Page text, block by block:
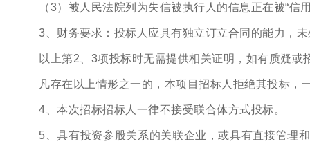
（3）被人民法院列为失信被执行人的信息正在被“
3、财务要求：投标人应具有独立订立合同的能力，
以上第2、3项投标时无需提供相关证明，如有质疑
凡存在以上情形之一的，本项目招标人拒绝其投标
4、本次招标招标人一律不接受联合体方式投标。
5、具有投资参股关系的关联企业，或具有直接管理